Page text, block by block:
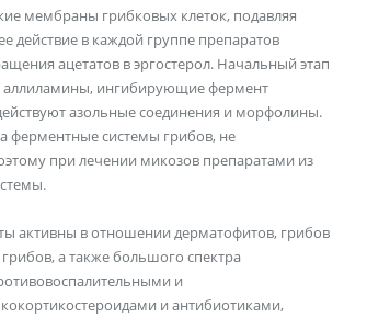
мембраны грибковых клеток, подавляя
действие в каждой группе препаратов
ацетатов в эргостерол. Начальный этап
аллиламины, ингибирующие фермент
азольные соединения и морфолины.
ферментные системы грибов, не
при лечении микозов препаратами из
активны в отношении дерматофитов, грибов
а также большого спектра
и
и антибиотиками,